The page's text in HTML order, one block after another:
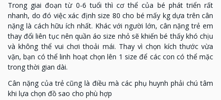
Trong giai đoạn từ 0-6 tuổi thì cơ thể của bé phát triển rất
nhanh, do đó việc xác định size 80 cho bé mấy kg dựa trên cân
nặng là cách hữu ích nhất. Khác với người lớn, cân nặng trẻ em
thay đổi liên tục nên quần áo size nhỏ sẽ khiến bé thấy khó chịu
và không thể vui chơi thoải mái. Thay vì chọn kích thước vừa
vặn, bạn có thể linh hoạt chọn lên 1 size để các con có thể mặc
trong thời gian dài.
Cân nặng của trẻ cũng là điều mà các phụ huynh phải chú tâm
khi lựa chọn đồ sao cho phù hợp